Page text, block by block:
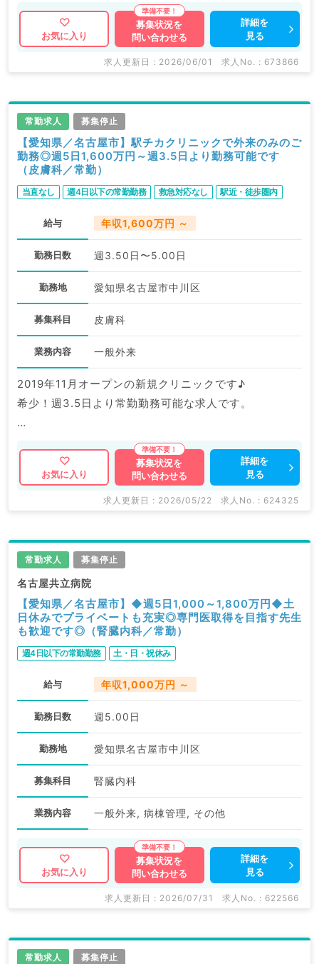
お気に入り
募集状況を
問い合わせる
詳細を
見る
求人更新日 : 2026/06/01 求人No. : 673866
常勤求人 募集停止
【愛知県／名古屋市】駅チカクリニックで外来のみのご
勤務◎週5日1,600万円～週3.5日より勤務可能です
（皮膚科／常勤）
当直なし 週4日以下の常勤勤務 救急対応なし 駅近・徒歩圏内
給与 年収1,600万円 ～
勤務日数 週3.50日〜5.00日
勤務地 愛知県名古屋市中川区
募集科目 皮膚科
業務内容 一般外来
2019年11月オープンの新規クリニックです♪
希少！週3.5日より常勤勤務可能な求人です。
マイナビDOCTORでは病院やクリニックなどの医療機
関求人はもちろんのこと、
掲載情報以外にも産業医等の企業系求人も多数扱ってい
お気に入り
募集状況を
問い合わせる
詳細を
見る
求人更新日 : 2026/05/22 求人No. : 624325
常勤求人 募集停止
名古屋共立病院
【愛知県／名古屋市】◆週5日1,000～1,800万円◆土
日休みでプライベートも充実◎専門医取得を目指す先生
も歓迎です◎（腎臓内科／常勤）
週4日以下の常勤勤務 土・日・祝休み
給与 年収1,000万円 ～
勤務日数 週5.00日
勤務地 愛知県名古屋市中川区
募集科目 腎臓内科
業務内容 一般外来, 病棟管理, その他
お気に入り
募集状況を
問い合わせる
詳細を
見る
求人更新日 : 2026/07/31 求人No. : 622566
常勤求人 募集停止